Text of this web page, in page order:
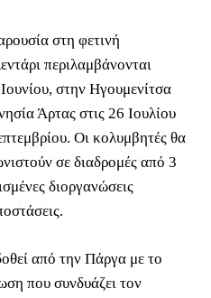
στη φετινή
περιλαμβάνονται
στην Ηγουμενίτσα
Άρτας στις 26 Ιουλίου
Οι κολυμβητές θα
σε διαδρομές από 3
διοργανώσεις
από την Πάργα με το
που συνδυάζει τον